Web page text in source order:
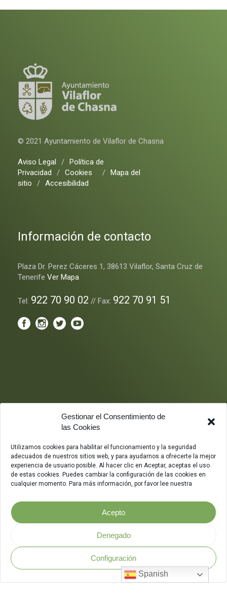
Gestionar el Consentimiento de
las Cookies
Utilizamos cookies para habilitar el funcionamiento y la seguridad
adecuados de nuestros sitios web, y para ayudarnos a ofrecerte la mejor
experiencia de usuario posible. Al hacer clic en Aceptar, aceptas el uso
de estas cookies. Puedes cambiar la configuración de las cookies en
cualquier momento. Para más información, por favor lee nuestra
Acepto
Denegado
Configuración
© 2021 Ayuntamiento de Vilaflor de Chasna
Aviso Legal / Política de
Privacidad
/ Cookies / Mapa del
sitio
/ Accesibilidad
Información de contacto
Plaza Dr. Perez Cáceres 1, 38613 Vilaflor, Santa Cruz de
Tenerife Ver Mapa
Tel: 922 70 90 02 // Fax: 922 70 91 51
Política de Seguridad
Spanish